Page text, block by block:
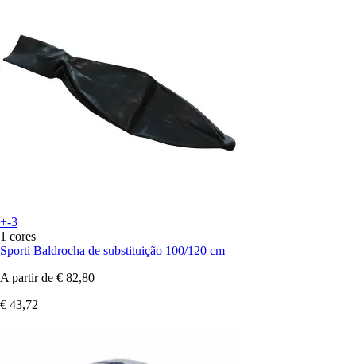
+-3
1 cores
Sporti Baldrocha de substituição 100/120 cm
A partir de € 82,80
€ 43,72